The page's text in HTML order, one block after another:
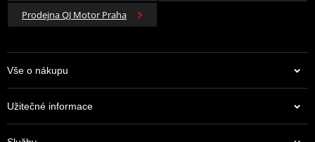
Prodejna QJ Motor Praha
Vše o nákupu
Užitečné informace